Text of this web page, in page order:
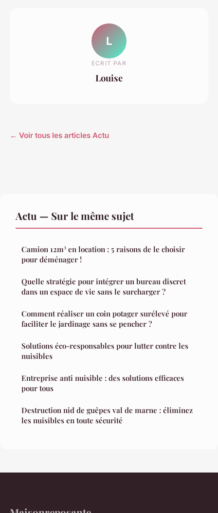
L
ECRIT PAR
Louise
← Voir tous les articles Actu
Actu — Sur le même sujet
Camion 12m³ en location : 5 raisons de le choisir
pour déménager !
Quelle stratégie pour intégrer un bureau discret
dans un espace de vie sans le surcharger ?
Comment réaliser un coin potager surélevé pour
faciliter le jardinage sans se pencher ?
Solutions éco-responsables pour lutter contre les
nuisibles
Entreprise anti nuisible : des solutions efficaces
pour tous
Destruction nid de guêpes val de marne : éliminez
les nuisibles en toute sécurité